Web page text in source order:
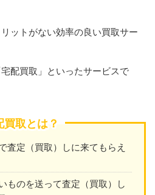
ットがない効率の良い買取サー
配買取」といったサービスで
買取とは？
査定（買取）しに来てもらえ
ものを送って査定（買取）し